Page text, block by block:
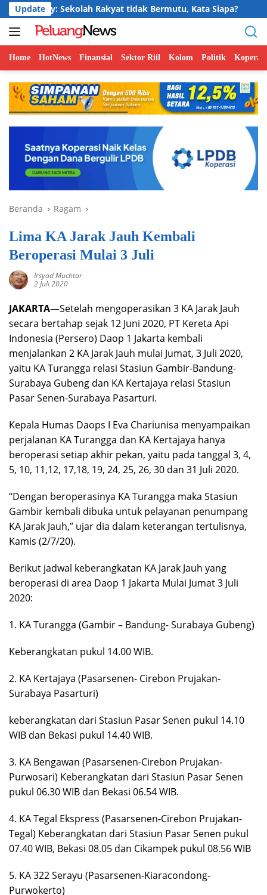
Langsung
ke
konten
Update
Sekolah Rakyat tidak Bermutu, Kata Siapa? Jelajah
Home HotNews Finansial Sektor Riil Kolom Politik Koperasi
Beranda Ragam
Lima KA Jarak Jauh Kembali
Beroperasi Mulai 3 Juli
Irsyad Muchtar
2 Juli 2020
JAKARTA—Setelah mengoperasikan 3 KA Jarak Jauh
secara bertahap sejak 12 Juni 2020, PT Kereta Api
Indonesia (Persero) Daop 1 Jakarta kembali
menjalankan 2 KA Jarak Jauh mulai Jumat, 3 Juli 2020,
yaitu KA Turangga relasi Stasiun Gambir-Bandung-
Surabaya Gubeng dan KA Kertajaya relasi Stasiun
Pasar Senen-Surabaya Pasarturi.
Kepala Humas Daops I Eva Chariunisa menyampaikan
perjalanan KA Turangga dan KA Kertajaya hanya
beroperasi setiap akhir pekan, yaitu pada tanggal 3, 4,
5, 10, 11,12, 17,18, 19, 24, 25, 26, 30 dan 31 Juli 2020.
“Dengan beroperasinya KA Turangga maka Stasiun
Gambir kembali dibuka untuk pelayanan penumpang
KA Jarak Jauh,” ujar dia dalam keterangan tertulisnya,
Kamis (2/7/20).
Berikut jadwal keberangkatan KA Jarak Jauh yang
beroperasi di area Daop 1 Jakarta Mulai Jumat 3 Juli
2020:
1. KA Turangga (Gambir – Bandung- Surabaya Gubeng)
Keberangkatan pukul 14.00 WIB.
2. KA Kertajaya (Pasarsenen- Cirebon Prujakan-
Surabaya Pasarturi)
keberangkatan dari Stasiun Pasar Senen pukul 14.10
WIB dan Bekasi pukul 14.40 WIB.
3. KA Bengawan (Pasarsenen-Cirebon Prujakan-
Purwosari) Keberangkatan dari Stasiun Pasar Senen
pukul 06.30 WIB dan Bekasi 06.54 WIB.
4. KA Tegal Ekspress (Pasarsenen-Cirebon Prujakan-
Tegal) Keberangkatan dari Stasiun Pasar Senen pukul
07.40 WIB, Bekasi 08.05 dan Cikampek pukul 08.56 WIB
5. KA 322 Serayu (Pasarsenen-Kiaracondong-
Purwokerto)